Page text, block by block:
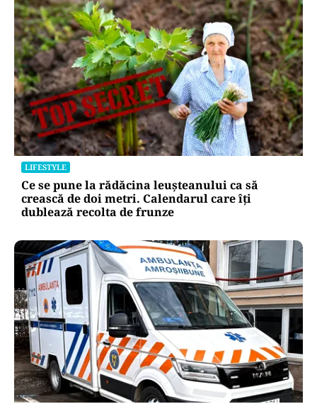
LIFESTYLE
Ce se pune la rădăcina leușteanului ca să
crească de doi metri. Calendarul care îți
dublează recolta de frunze